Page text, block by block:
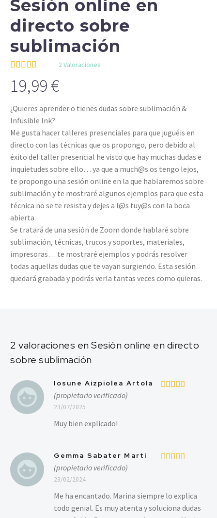
Sesión online en
directo sobre
sublimación
Valorado
5.00sobre 5
basado en
2
puntuaciones
de clientes
2Valoraciones
19,99 €
¿Quieres aprender o tienes dudas sobre sublimación &
Infusible Ink?
Me gusta hacer talleres presenciales para que juguéis en
directo con las técnicas que os propongo, pero debido al
éxito del taller presencial he visto que hay muchas dudas e
inquietudes sobre ello… ya que a much@s os tengo lejos,
te propongo una sesión online en la que hablaremos sobre
sublimación y te mostraré algunos ejemplos para que esta
técnica no se te resista y dejes a l@s tuy@s con la boca
abierta.
Se tratará de una sesión de Zoom donde hablaré sobre
sublimación, técnicas, trucos y soportes, materiales,
impresoras… te mostraré ejemplos y podrás resolver
todas aquellas dudas que te vayan surgiendo. Esta sesión
quedará grabada y podrás verla tantas veces como quieras.
2 valoraciones enSesión online en directo
sobre sublimación
Iosune Aizpiolea Artola
(propietario verificado)
23/07/2025
Muy bien explicado!
Gemma Sabater Martí
(propietario verificado)
23/02/2024
Me ha encantado. Marina siempre lo explica
todo genial. Es muy atenta y soluciona dudas